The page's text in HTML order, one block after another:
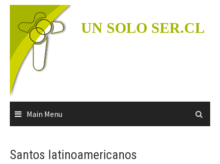
Skip
content
UN SOLO SER.CL
Main Menu
Santos latinoamericanos